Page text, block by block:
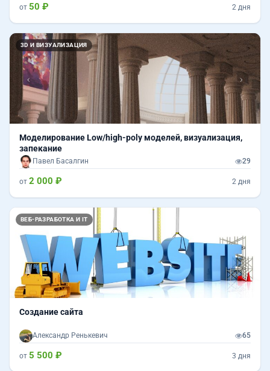
от 50 ₽ 2 дня
3D И ВИЗУАЛИЗАЦИЯ
Назад
Моделирование Low/high-poly моделей, визуализация,
запекание
Павел Басалгин 29
от 2 000 ₽ 2 дня
ВЕБ-РАЗРАБОТКА И IT
Создание сайта
Александр Ренькевич 65
от 5 500 ₽ 3 дня